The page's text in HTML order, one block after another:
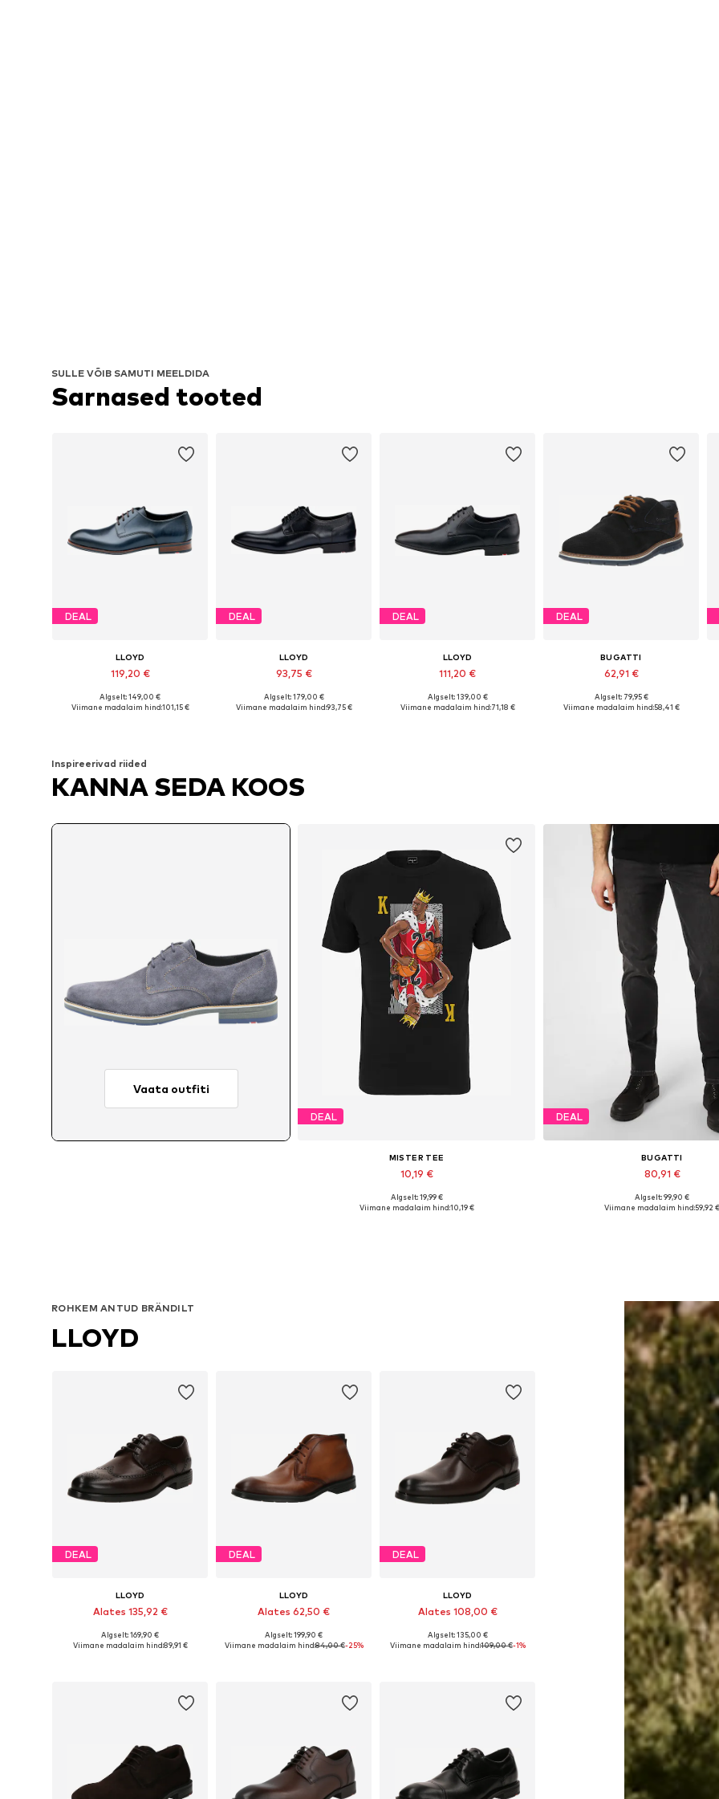
SULLE VÕIB SAMUTI MEELDIDA
Sarnased tooted
DEAL
LLOYD
119,20 €
Saadaval erinevates suurustes
Algselt: 149,00 €
Viimane madalaim hind:101,15 €
DEAL
LLOYD
93,75 €
Saadaval erinevates suurustes
Algselt: 179,00 €
Viimane madalaim hind:93,75 €
DEAL
LLOYD
111,20 €
Saadaval erinevates suurustes
Algselt: 139,00 €
Viimane madalaim hind:71,18 €
DEAL
BUGATTI
62,91 €
Saadaval erinevates suurustes
Algselt: 79,95 €
Viimane madalaim hind:58,41 €
Inspireerivad riided
KANNA SEDA KOOS
Vaata outfiti
DEAL
MISTER TEE
10,19 €
Saadaolevad suurused: M, XXL
Algselt: 19,99 €
Viimane madalaim hind:10,19 €
DEAL
BUGATTI
80,91 €
Saadaval erinevates
Algselt: 99,90 €
Viimane madalaim hind:59,92 €
ROHKEM ANTUD BRÄNDILT
LLOYD
DEAL
LLOYD
Alates 135,92 €
Saadaval erinevates suurustes
Algselt: 169,90 €
Viimane madalaim hind:89,91 €
DEAL
LLOYD
Alates 62,50 €
Saadaval erinevates suurustes
Algselt: 199,90 €
Viimane madalaim hind:84,00 €-25%
DEAL
LLOYD
Alates 108,00 €
Saadaval erinevates suurustes
Algselt: 135,00 €
Viimane madalaim hind:109,00 €-1%